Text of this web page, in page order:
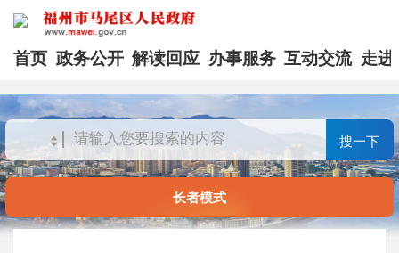
首页 政务公开 解读回应 办事服务 互动交流 走进
搜一下
长者模式